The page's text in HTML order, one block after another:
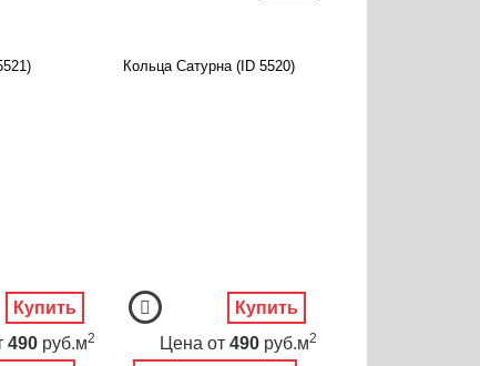
490 руб.м2
Купить
Кольца Сатурна (ID 5520)
Цена от 490 руб.м2
Купить